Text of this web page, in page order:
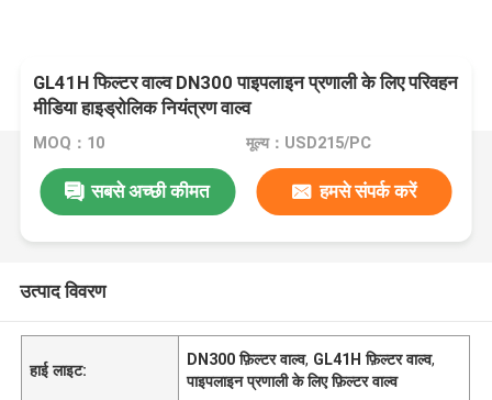
GL41H फिल्टर वाल्व DN300 पाइपलाइन प्रणाली के लिए परिवहन
मीडिया हाइड्रोलिक नियंत्रण वाल्व
MOQ：10 मूल्य：USD215/PC
सबसे अच्छी कीमत हमसे संपर्क करें
उत्पाद विवरण
हाई लाइट:
DN300 फ़िल्टर वाल्व, GL41H फ़िल्टर वाल्व,
पाइपलाइन प्रणाली के लिए फ़िल्टर वाल्व